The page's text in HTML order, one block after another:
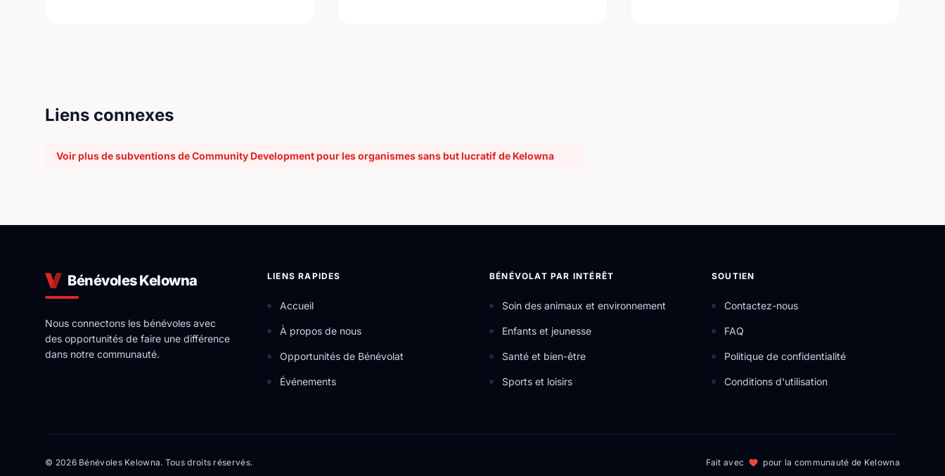
Liens connexes
Voir plus de subventions de Community Development pour les organismes sans but lucratif de Kelowna
Bénévoles Kelowna
Nous connectons les bénévoles avec
des opportunités de faire une différence
dans notre communauté.
LIENS RAPIDES
Accueil
À propos de nous
Opportunités de Bénévolat
Événements
BÉNÉVOLAT PAR INTÉRÊT
Soin des animaux et environnement
Enfants et jeunesse
Santé et bien-être
Sports et loisirs
SOUTIEN
Contactez-nous
FAQ
Politique de confidentialité
Conditions d'utilisation
© 2026 Bénévoles Kelowna. Tous droits réservés. Fait avec pour la communauté de Kelowna